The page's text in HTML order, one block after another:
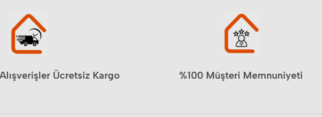
Ücretsiz Kargo %100 Müşteri Memnuniyeti